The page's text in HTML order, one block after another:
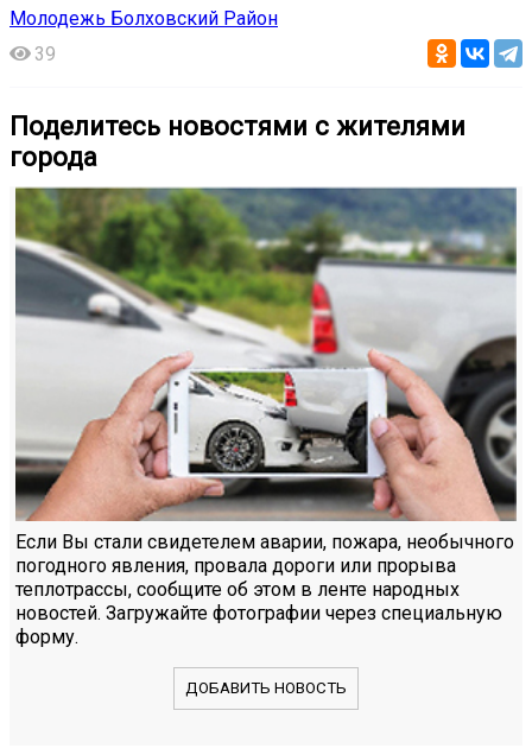
Молодежь Болховский Район
39
Поделитесь новостями с жителями
города
Если Вы стали свидетелем аварии, пожара, необычного
погодного явления, провала дороги или прорыва
теплотрассы, сообщите об этом в ленте народных
новостей. Загружайте фотографии через специальную
форму.
ДОБАВИТЬ НОВОСТЬ